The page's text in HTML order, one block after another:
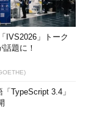
IVS2026」トーク
話題に！
TypeScript 3.4」